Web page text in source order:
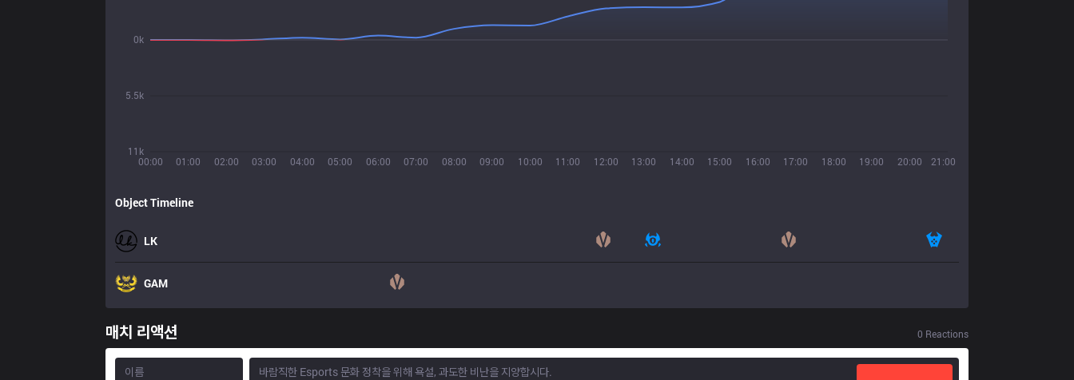
00:00 01:00 02:00 03:00 04:00 05:00 06:00 07:00 08:00 09:00 10:00 11:00 12:00 13:00 14:00 15:00 16:00 17:00 18:00 19:00 20:00 21:00
11k
5.5k
0k
Object Timeline
LK
GAM
매치 리액션 0 Reactions